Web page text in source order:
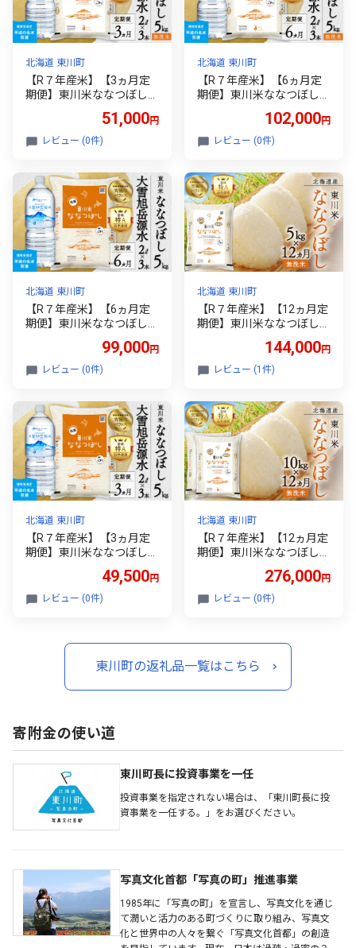
北海道 東川町
【R７年産米】【3ヵ月定
期便】東川米ななつぼし
「無洗米」5kg+水セット
（2026年9月中旬より発送
予定）
51,000円
レビュー (0件)
北海道 東川町
【R７年産米】【6ヵ月定
期便】東川米ななつぼし
「無洗米」5kg+水セット
（2026年9月中旬より発送
予定）
102,000円
レビュー (0件)
北海道 東川町
【R７年産米】【6ヵ月定
期便】東川米ななつぼし
「白米」5kg+水セット（2
026年9月中旬より発送予
定）
99,000円
レビュー (0件)
北海道 東川町
【R７年産米】【12ヵ月定
期便】東川米ななつぼし
「無洗米」5kg（2026年9
月中旬より発送予定）
144,000円
レビュー (1件)
北海道 東川町
【R７年産米】【3ヵ月定
期便】東川米ななつぼし
「白米」5kg+水セット（2
026年9月中旬より発送予
定）
49,500円
レビュー (0件)
北海道 東川町
【R７年産米】【12ヵ月定
期便】東川米ななつぼし
「無洗米」10kg（2026年
9月中旬より発送予定）
276,000円
レビュー (0件)
東川町の返礼品一覧はこちら
寄附金の使い道
東川町長に投資事業を一任
投資事業を指定されない場合は、「東川町長に投
資事業を一任する。」をお選びください。
写真文化首都「写真の町」推進事業
1985年に「写真の町」を宣言し、写真文化を通じ
て潤いと活力のある町づくりに取り組み、写真文
化と世界中の人々を繋ぐ「写真文化首都」の創造